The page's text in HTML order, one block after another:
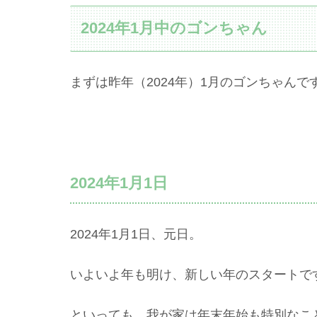
2024年1月中のゴンちゃん
まずは昨年（2024年）1月のゴンちゃんで
2024年1月1日
2024年1月1日、元日。
いよいよ年も明け、新しい年のスタートで